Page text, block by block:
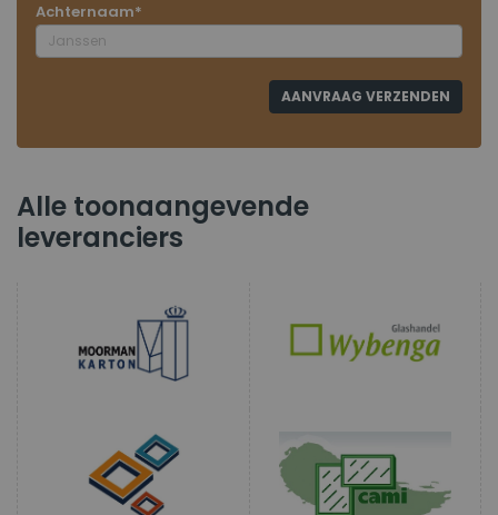
Achternaam
AANVRAAG VERZENDEN
Alle toonaangevende
leveranciers